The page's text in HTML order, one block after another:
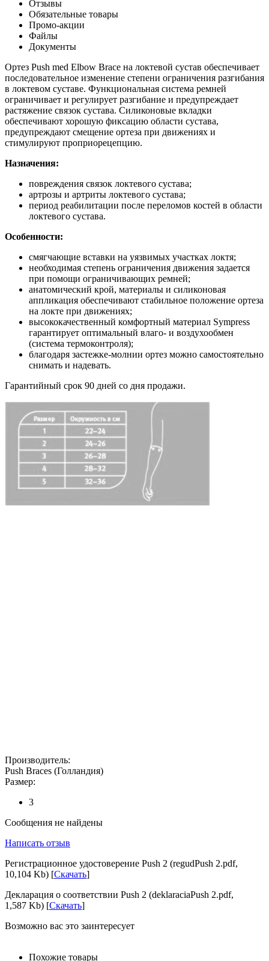
Отзывы
Обязательные товары
Промо-акции
Файлы
Документы
Ортез Push med Elbow Brace на локтевой сустав обеспечивает
последовательное изменение степени ограничения разгибания
в локтевом суставе. Функциональная система ремней
ограничивает и регулирует разгибание и предупреждает
растяжение связок сустава. Силиконовые вкладки
обеспечивают хорошую фиксацию области сустава,
предупреждают смещение ортеза при движениях и
стимулируют проприорецепцию.
Назначения:
повреждения связок локтевого сустава;
артрозы и артриты локтевого сустава;
период реабилитации после переломов костей в области
локтевого сустава.
Особенности:
смягчающие вставки на уязвимых участках локтя;
необходимая степень ограничения движения задается
при помощи ограничивающих ремней;
анатомический крой, материалы и силиконовая
аппликация обеспечивают стабильное положение ортеза
на локте при движениях;
высококачественный комфортный материал Sympress
гарантирует оптимальный влаго- и воздухообмен
(система термоконтроля);
благодаря застежке-молнии ортез можно самостоятельно
снимать и надевать.
Гарантийный срок 90 дней со дня продажи.
Производитель:
Push Braces (Голландия)
Размер:
3
Сообщения не найдены
Написать отзыв
Регистрационное удостоверение Push 2 (regudPush 2.pdf,
10,104 Kb) [Скачать]
Декларация о соответствии Push 2 (deklaraciaPush 2.pdf,
1,587 Kb) [Скачать]
Возможно вас это заинтересует
Похожие товары